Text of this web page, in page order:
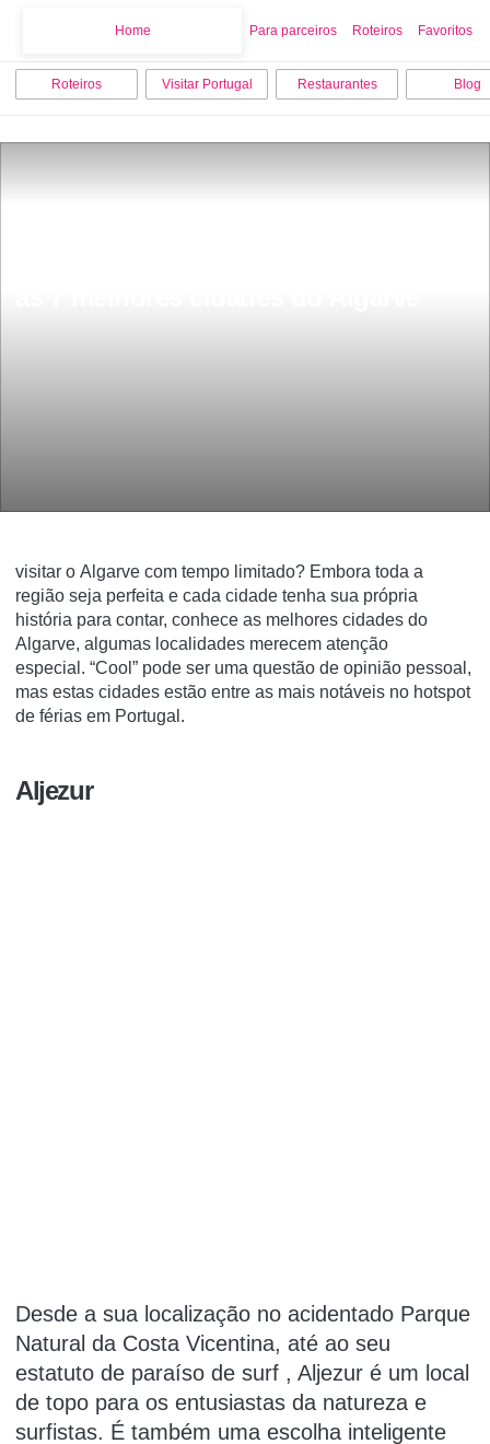
Home Para parceiros Roteiros Favoritos
Roteiros Visitar Portugal Restaurantes Blog
visitar o Algarve com tempo limitado? Embora toda a
região seja perfeita e cada cidade tenha sua própria
história para contar, conhece as melhores cidades do
Algarve, algumas localidades merecem atenção
especial. “Cool” pode ser uma questão de opinião pessoal,
mas estas cidades estão entre as mais notáveis no hotspot
de férias em Portugal.
Aljezur
Desde a sua localização no acidentado Parque
Natural da Costa Vicentina, até ao seu
estatuto de paraíso de surf , Aljezur é um local
de topo para os entusiastas da natureza e
surfistas. É também uma escolha inteligente